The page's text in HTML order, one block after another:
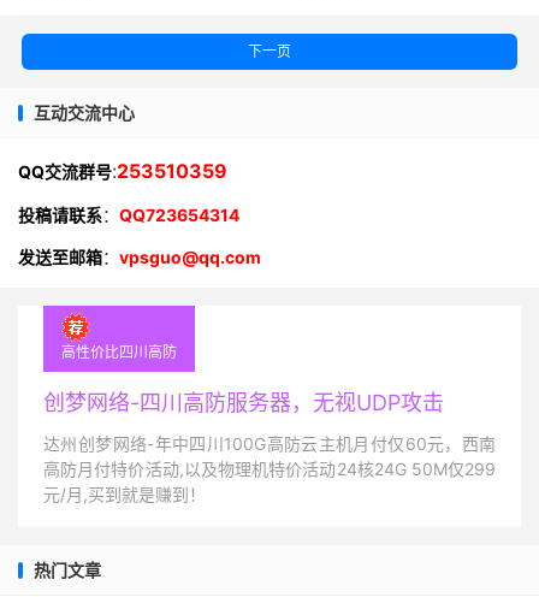
下一页
互动交流中心
QQ交流群号:253510359
投稿请联系： QQ723654314
发送至邮箱： vpsguo@qq.com
高性价比四川高防
创梦网络-四川高防服务器，无视UDP攻击
达州创梦网络-年中四川100G高防云主机月付仅60元，西南
高防月付特价活动,以及物理机特价活动24核24G 50M仅299
元/月,买到就是赚到！
热门文章